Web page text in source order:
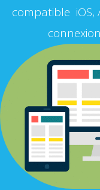
compatible iOS,